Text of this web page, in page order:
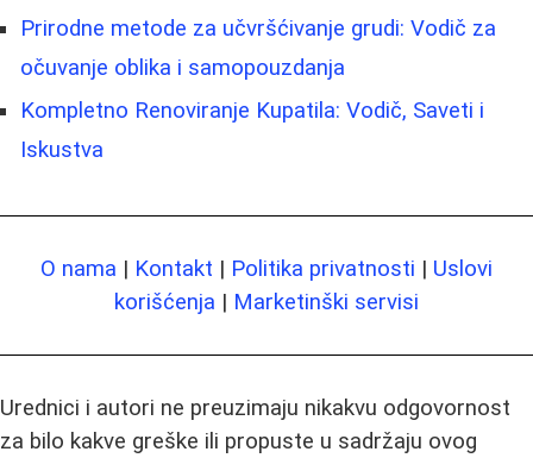
Prirodne metode za učvršćivanje grudi: Vodič za
očuvanje oblika i samopouzdanja
Kompletno Renoviranje Kupatila: Vodič, Saveti i
Iskustva
O nama | Kontakt | Politika privatnosti | Uslovi
korišćenja | Marketinški servisi
Urednici i autori ne preuzimaju nikakvu odgovornost
za bilo kakve greške ili propuste u sadržaju ovog